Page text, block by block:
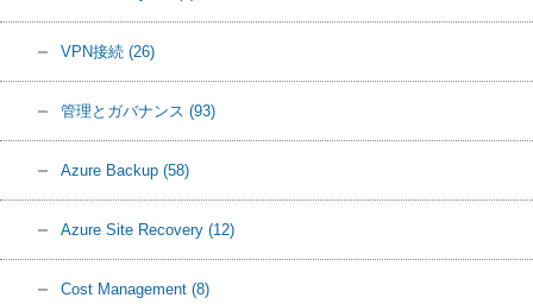
VPN接続 (26)
管理とガバナンス (93)
Azure Backup (58)
Azure Site Recovery (12)
Cost Management (8)